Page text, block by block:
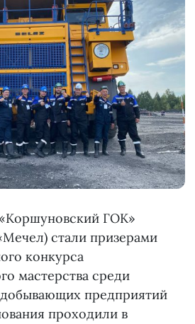
ГОК»
стали призерами
конкурса
мастерства среди
предприятий
проходили в